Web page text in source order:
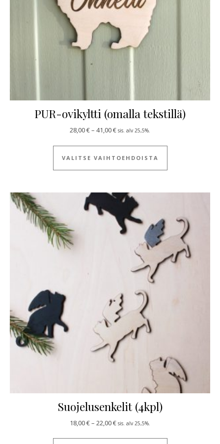
PUR-ovikyltti (omalla tekstillä)
28,00€– 41,00€Hintaluokka: 28,00 € - 41,00 €
sis. alv 25,5%.
VALITSE VAIHTOEHDOISTA
Tällä tuotteella
Suojelusenkelit (4kpl)
18,00€– 22,00€Hintaluokka: 18,00 € - 22,00 €
sis. alv 25,5%.
Tällä tuotteella